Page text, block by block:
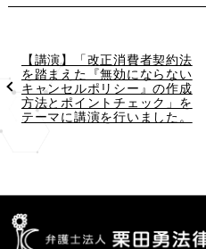
過
去
の
投
稿
【講演】「改正消費者契約法
を踏まえた『無効にならない
キャンセルポリシー』の作成
方法とポイントチェック」を
テーマに講演を行いました。